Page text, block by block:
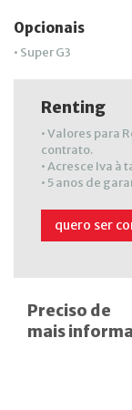
Opcionais
• Super G3
Renting
• Valores para
contrato.
• Acresce Iva à
• 5 anos de
quero ser
Preciso de
mais